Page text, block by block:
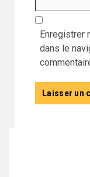
Enregistrer
dans le